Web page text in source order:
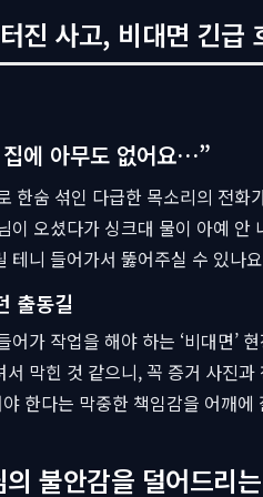
진 사고, 비대면 긴급
에 아무도 없어요…”
한숨 섞인 다급한 목소리의 전
이 오셨다가 싱크대 물이 아예
테니 들어가서 뚫어주실 수 있나
출동길
가 작업을 해야 하는 ‘비대면’
막힌 것 같으니, 꼭 증거 사진
한다는 막중한 책임감을 어깨
불안감을 덜어드리